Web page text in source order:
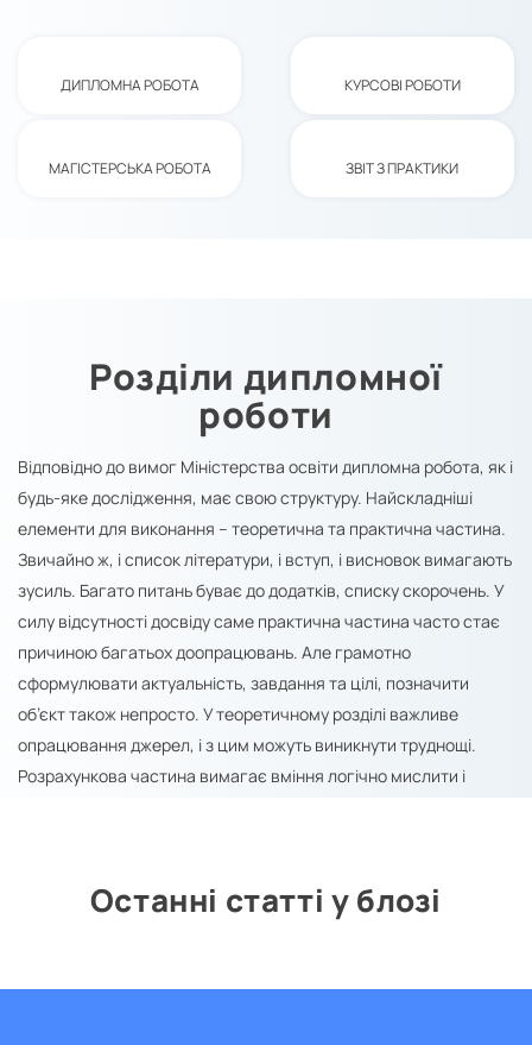
ДИПЛОМНА РОБОТА КУРСОВІ РОБОТИ
МАГІСТЕРСЬКА РОБОТА ЗВІТ З ПРАКТИКИ
Розділи дипломної
роботи
Відповідно до вимог Міністерства освіти дипломна робота, як і
будь-яке дослідження, має свою структуру. Найскладніші
елементи для виконання – теоретична та практична частина.
Звичайно ж, і список літератури, і вступ, і висновок вимагають
зусиль. Багато питань буває до додатків, списку скорочень. У
силу відсутності досвіду саме практична частина часто стає
причиною багатьох доопрацювань. Але грамотно
сформулювати актуальність, завдання та цілі, позначити
об’єкт також непросто. У теоретичному розділі важливе
опрацювання джерел, і з цим можуть виникнути труднощі.
Розрахункова частина вимагає вміння логічно мислити і
викликають особливу складність. Якщо це ваша ситуація,
Останні статті у блозі